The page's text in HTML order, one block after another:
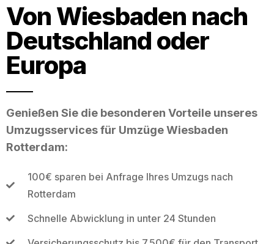
Von Wiesbaden nach
Deutschland oder
Europa
Genießen Sie die besonderen Vorteile unseres
Umzugsservices für Umzüge Wiesbaden
Rotterdam:
100€ sparen bei Anfrage Ihres Umzugs nach
Rotterdam
Schnelle Abwicklung in unter 24 Stunden